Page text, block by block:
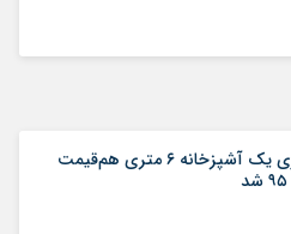
هزینه بازسازی یک آشپزخانه ۶ متری هم‌قیمت